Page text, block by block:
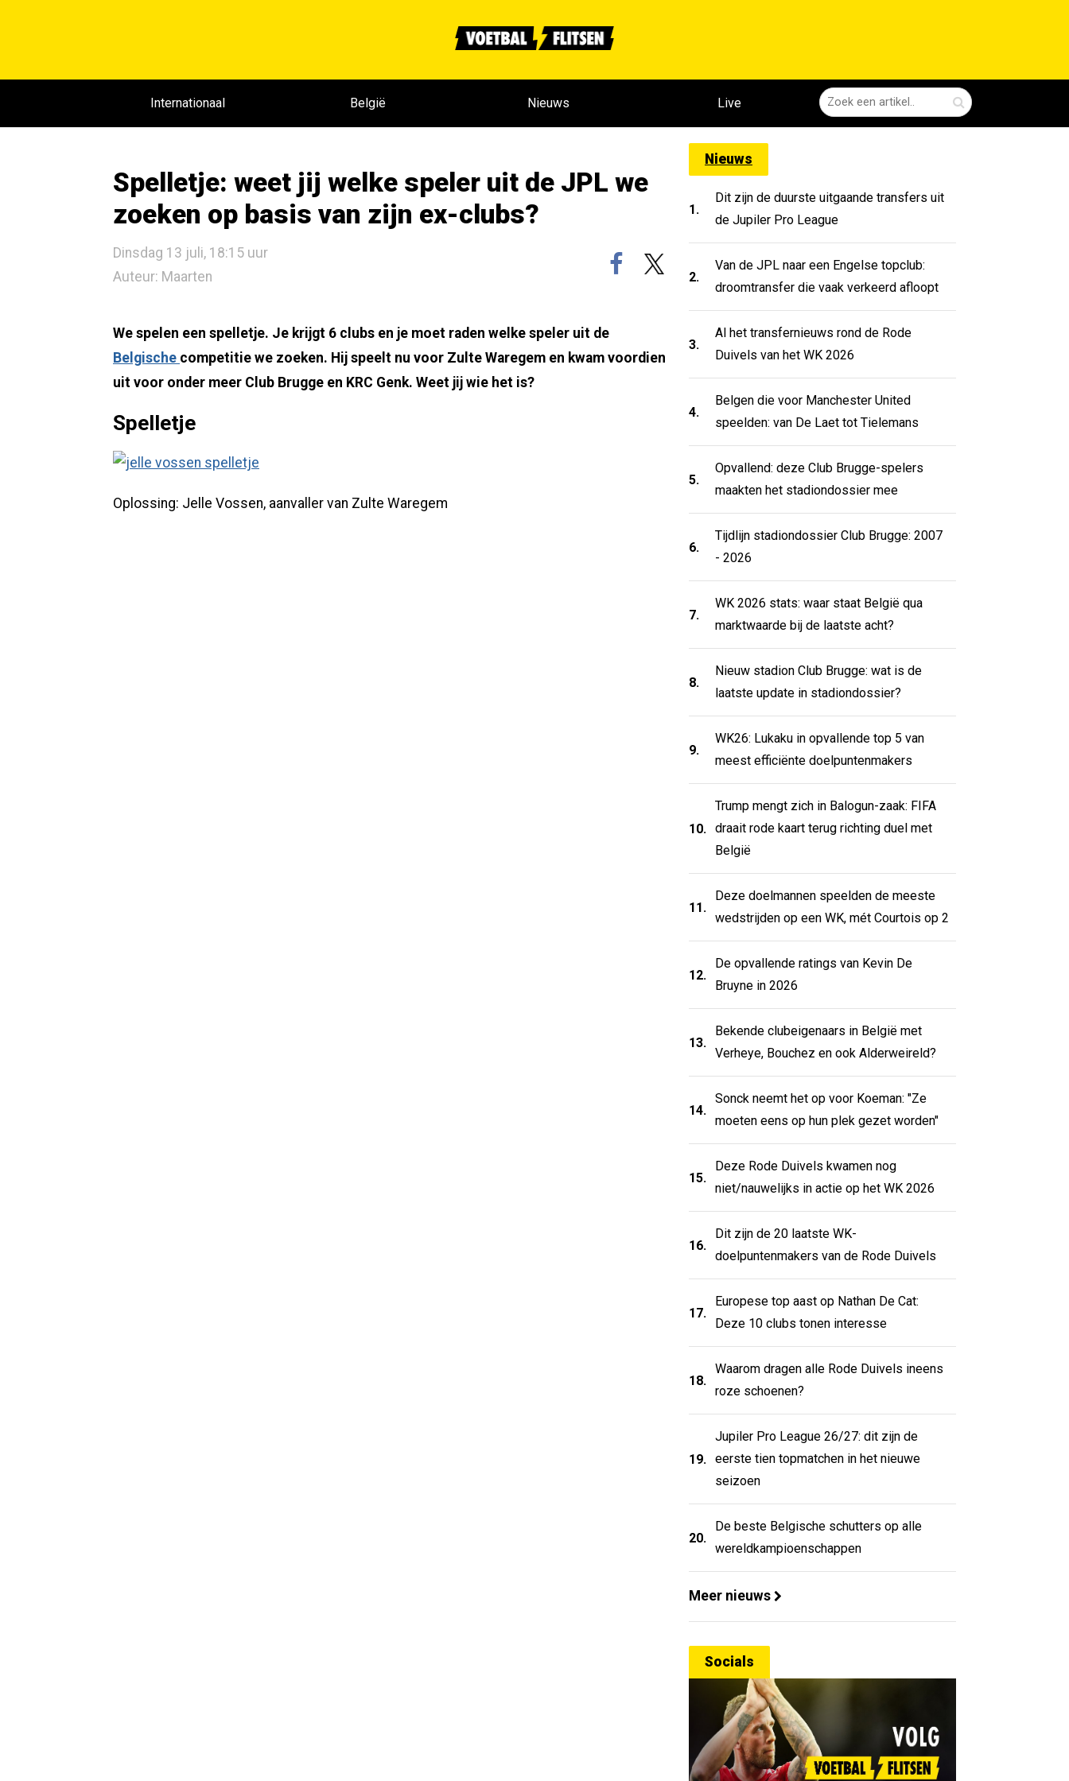
Internationaal België Nieuws Live
Spelletje: weet jij welke speler uit de JPL we
zoeken op basis van zijn ex-clubs?
Dinsdag 13 juli, 18:15 uur
Auteur: Maarten
We spelen een spelletje. Je krijgt 6 clubs en je moet raden welke speler uit de
Belgische competitie we zoeken. Hij speelt nu voor Zulte Waregem en kwam voordien
uit voor onder meer Club Brugge en KRC Genk. Weet jij wie het is?
Spelletje
Oplossing: Jelle Vossen, aanvaller van Zulte Waregem
Nieuws
1.
Dit zijn de duurste uitgaande transfers uit
de Jupiler Pro League
2.
Van de JPL naar een Engelse topclub:
droomtransfer die vaak verkeerd afloopt
3.
Al het transfernieuws rond de Rode
Duivels van het WK 2026
4.
Belgen die voor Manchester United
speelden: van De Laet tot Tielemans
5.
Opvallend: deze Club Brugge-spelers
maakten het stadiondossier mee
6.
Tijdlijn stadiondossier Club Brugge: 2007
- 2026
7.
WK 2026 stats: waar staat België qua
marktwaarde bij de laatste acht?
8.
Nieuw stadion Club Brugge: wat is de
laatste update in stadiondossier?
9.
WK26: Lukaku in opvallende top 5 van
meest efficiënte doelpuntenmakers
10.
Trump mengt zich in Balogun-zaak: FIFA
draait rode kaart terug richting duel met
België
11.
Deze doelmannen speelden de meeste
wedstrijden op een WK, mét Courtois op 2
12.
De opvallende ratings van Kevin De
Bruyne in 2026
13.
Bekende clubeigenaars in België met
Verheye, Bouchez en ook Alderweireld?
14.
Sonck neemt het op voor Koeman: "Ze
moeten eens op hun plek gezet worden"
15.
Deze Rode Duivels kwamen nog
niet/nauwelijks in actie op het WK 2026
16.
Dit zijn de 20 laatste WK-
doelpuntenmakers van de Rode Duivels
17.
Europese top aast op Nathan De Cat:
Deze 10 clubs tonen interesse
18.
Waarom dragen alle Rode Duivels ineens
roze schoenen?
19.
Jupiler Pro League 26/27: dit zijn de
eerste tien topmatchen in het nieuwe
seizoen
20.
De beste Belgische schutters op alle
wereldkampioenschappen
Meer nieuws
Socials